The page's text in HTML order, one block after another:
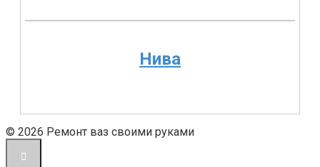
Нива
© 2026 Ремонт ваз своими руками